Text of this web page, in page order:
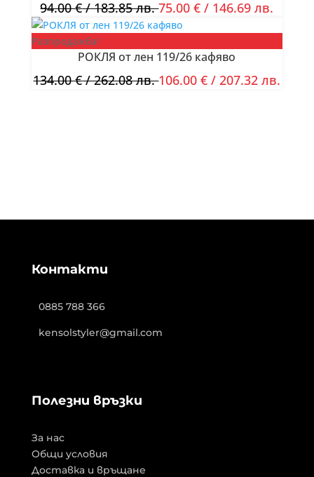
94.00€/ 183.85 лв.75.00€ / 146.69 лв.
Разпродажба!
РОКЛЯ от лен 119/26 кафяво
134.00€/ 262.08 лв.106.00€ / 207.32 лв.
Контакти
0885 788 366
kensolstyler@gmail.com
Полезни връзки
За нас
Общи условия
Доставка и връщане